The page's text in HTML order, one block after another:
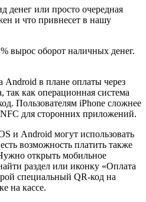
денег или просто очередная
и что привнесет в нашу
вырос оборот наличных денег.
Android в плане оплаты через
как операционная система
Пользователям iPhone сложнее
для сторонних приложений.
и Android могут использовать
возможность платить также
открыть мобильное
раздел или иконку «Оплата
специальный QR-код на
на кассе.